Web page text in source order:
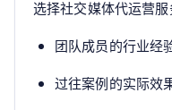
选择社交媒体代运营服
团队成员的行业经
过往案例的实际效